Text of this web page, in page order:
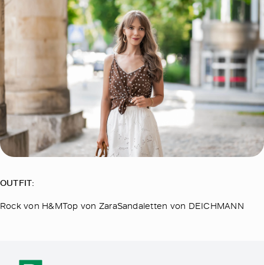
OUTFIT:
Rock von H&MTop von ZaraSandaletten von DEICHMANN